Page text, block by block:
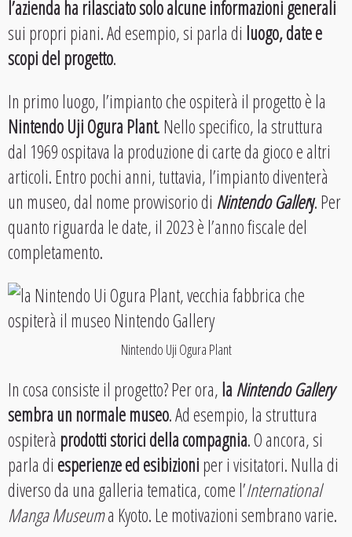
l’azienda ha rilasciato solo alcune informazioni generali
sui propri piani. Ad esempio, si parla di luogo, date e
scopi del progetto.
In primo luogo, l’impianto che ospiterà il progetto è la
Nintendo Uji Ogura Plant. Nello specifico, la struttura
dal 1969 ospitava la produzione di carte da gioco e altri
articoli. Entro pochi anni, tuttavia, l’impianto diventerà
un museo, dal nome provvisorio di Nintendo Gallery. Per
quanto riguarda le date, il 2023 è l’anno fiscale del
completamento.
Nintendo Uji Ogura Plant
In cosa consiste il progetto? Per ora,laNintendo Gallery
sembra un normale museo. Ad esempio, la struttura
ospiterà prodotti storici della compagnia. O ancora, si
parla diesperienze ed esibizioniper i visitatori. Nulla di
diverso da una galleria tematica, come l’International
Manga Museuma Kyoto. Le motivazioni sembrano varie.